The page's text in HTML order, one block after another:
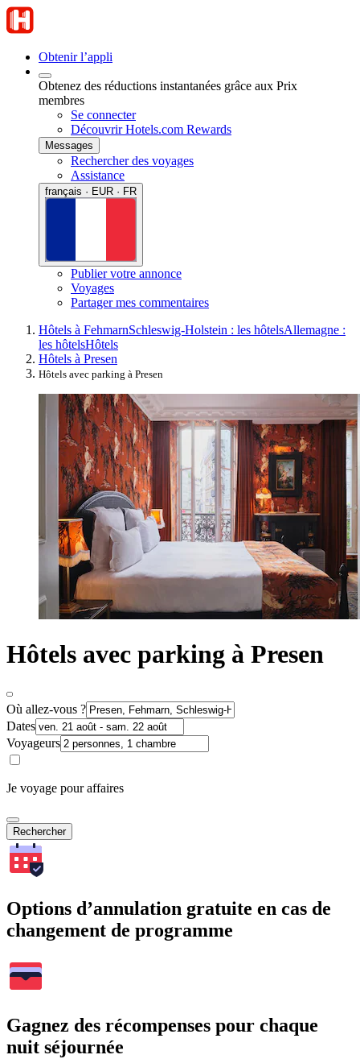
Obtenir l’appli
Obtenez des réductions instantanées grâce aux Prix
membres
Se connecter
Découvrir Hotels.com Rewards
Messages
Rechercher des voyages
Assistance
français · EUR · FR
Publier votre annonce
Voyages
Partager mes commentaires
Hôtels à FehmarnSchleswig-Holstein : les hôtelsAllemagne :
les hôtelsHôtels
Hôtels à Presen
Hôtels avec parking à Presen
Hôtels avec parking à Presen
Où allez-vous ?
Dates
Voyageurs
Je voyage pour affaires
Rechercher
Options d’annulation gratuite en cas de
changement de programme
Gagnez des récompenses pour chaque
nuit séjournée